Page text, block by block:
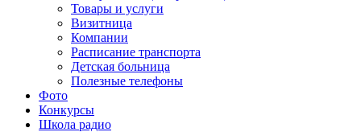
Товары и услуги
Визитница
Компании
Расписание транспорта
Детская больница
Полезные телефоны
Фото
Конкурсы
Школа радио